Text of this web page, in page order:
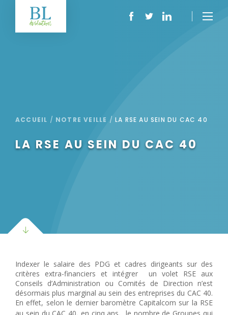
ACCUEIL / NOTRE VEILLE /LA RSE AU SEIN DU CAC 40
LA RSE AU SEIN DU CAC 40
Indexer le salaire des PDG et cadres dirigeants sur des
critères extra-financiers et intégrer un volet RSE aux
Conseils d’Administration ou Comités de Direction n’est
désormais plus marginal au sein des entreprises du CAC 40.
En effet, selon le dernier baromètre Capitalcom sur la RSE